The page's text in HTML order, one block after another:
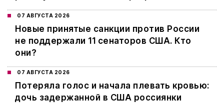
07 АВГУСТА 2026
Новые принятые санкции против России
не поддержали 11 сенаторов США. Кто
они?
07 АВГУСТА 2026
Потеряла голос и начала плевать кровью:
дочь задержанной в США россиянки